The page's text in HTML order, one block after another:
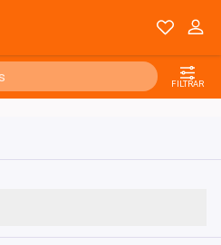
FILTRAR